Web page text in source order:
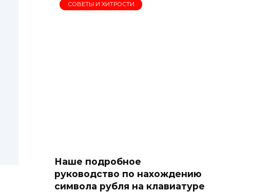
СОВЕТЫ И ХИТРОСТИ
Наше подробное
руководство по нахождению
символа рубля на клавиатуре